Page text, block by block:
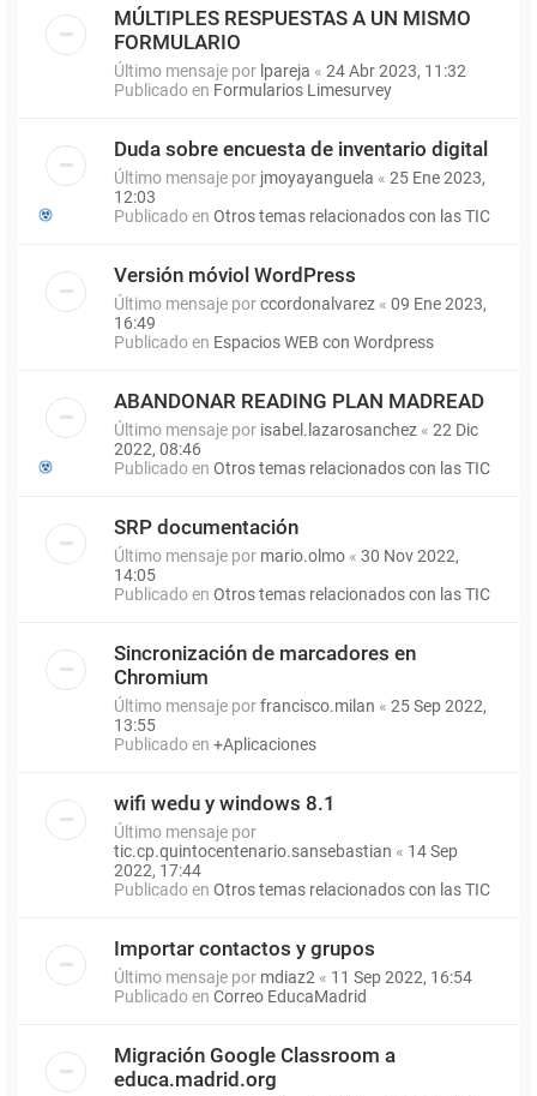
MÚLTIPLES RESPUESTAS A UN MISMO
FORMULARIO
Último mensaje por lpareja « 24 Abr 2023, 11:32
Publicado en Formularios Limesurvey
Duda sobre encuesta de inventario digital
Último mensaje por jmoyayanguela « 25 Ene 2023,
12:03
Publicado en Otros temas relacionados con las TIC
Versión móviol WordPress
Último mensaje porccordonalvarez « 09 Ene 2023,
16:49
Publicado en Espacios WEB con Wordpress
ABANDONAR READING PLAN MADREAD
Último mensaje por isabel.lazarosanchez « 22 Dic
2022, 08:46
Publicado en Otros temas relacionados con las TIC
SRP documentación
Último mensaje por mario.olmo « 30 Nov 2022,
14:05
Publicado en Otros temas relacionados con las TIC
Sincronización de marcadores en
Chromium
Último mensaje porfrancisco.milan « 25 Sep 2022,
13:55
Publicado en +Aplicaciones
wifi wedu y windows 8.1
Último mensaje por
tic.cp.quintocentenario.sansebastian « 14 Sep
2022, 17:44
Publicado en Otros temas relacionados con las TIC
Importar contactos y grupos
Último mensaje por mdiaz2 « 11 Sep 2022, 16:54
Publicado en Correo EducaMadrid
Migración Google Classroom a
educa.madrid.org